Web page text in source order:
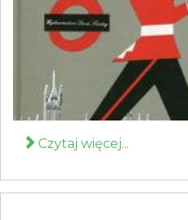
Czytaj więcej...